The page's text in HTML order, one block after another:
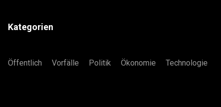
Kategorien
Öffentlich Vorfälle Politik Ökonomie Technologie